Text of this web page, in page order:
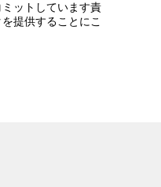
ットしています責
提供することにこ